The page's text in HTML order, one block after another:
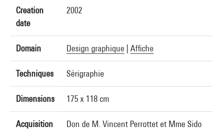
Creation
date
2002
Domain Design graphique Affiche
Techniques Sérigraphie
Dimensions 175 x 118 cm
Acquisition
Don de M. Vincent Perrottet et Mme Sido